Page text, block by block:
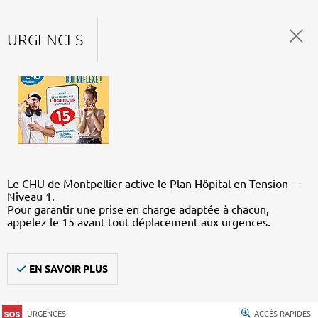
URGENCES
Le CHU de Montpellier active le Plan Hôpital en Tension –
Niveau 1.
Pour garantir une prise en charge adaptée à chacun,
appelez le 15 avant tout déplacement aux urgences.
EN SAVOIR PLUS
URGENCES ACCÈS RAPIDES